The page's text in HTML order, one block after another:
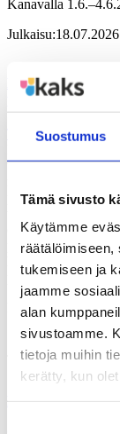
Suostumus
Tämä sivusto
Käytämme
räätälöimiseen,
tukemiseen ja
jaamme
alan
sivustoamme.
tietoja muihin
kerätty, kun
Kanavalla
Julkaisu:18.07.2026
puolueiden
TUTKIMUS-
uudistuksen
perusteista. Teos
on jaettu? Miten
palvelevat
pöytäkirjoihin,…
Kirjoittanut:Tomi
Julkaisu: 08.06.2026
Lohen sukua –